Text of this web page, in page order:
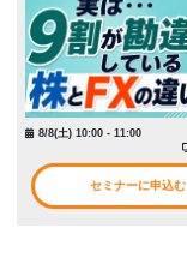
8/8(土) 10:00 - 11:00
セミナーに申込む